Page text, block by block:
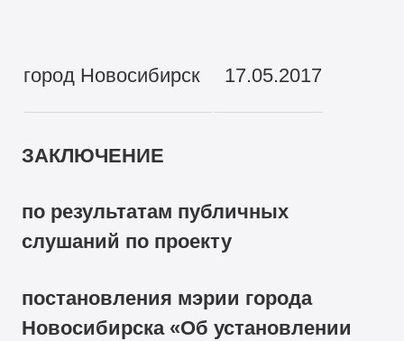
город Новосибирск 17.05.2017
ЗАКЛЮЧЕНИЕ
по результатам публичных
слушаний по проекту
постановления мэрии города
Новосибирска «Об установлении